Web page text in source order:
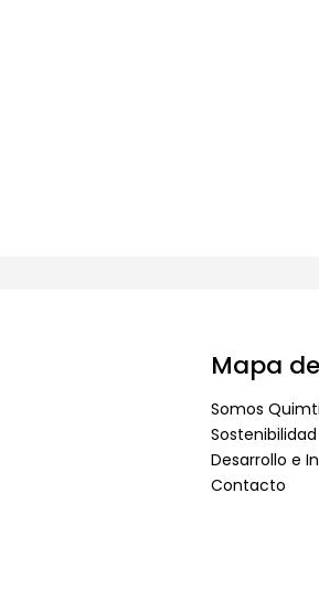
Mapa
Somos
Sostenibilidad
Desarrollo e
Contacto